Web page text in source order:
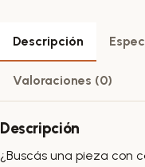
Descripción
Valoraciones (0)
Descripción
¿Buscás una pieza con